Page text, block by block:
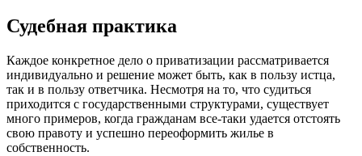
Судебная практика
Каждое конкретное дело о приватизации рассматривается
индивидуально и решение может быть, как в пользу истца,
так и в пользу ответчика. Несмотря на то, что судиться
приходится с государственными структурами, существует
много примеров, когда гражданам все-таки удается отстоять
свою правоту и успешно переоформить жилье в
собственность.